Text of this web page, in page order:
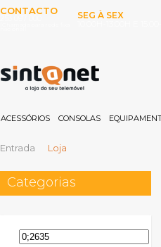
CONTACTO
SEG À SEX
ACESSÓRIOS CONSOLAS
Entrada Loja
Categorias